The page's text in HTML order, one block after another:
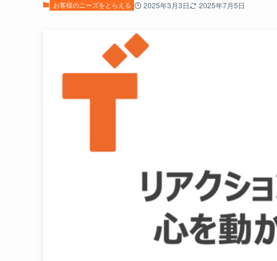
お客様のニーズをとらえる 2025年3月3日 2025年7月5日